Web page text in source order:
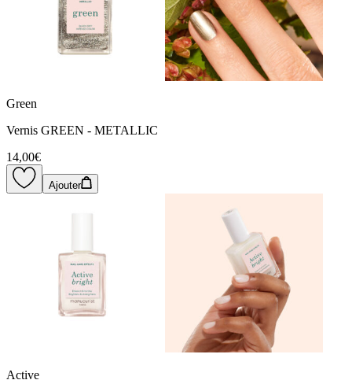
Green
Vernis GREEN - METALLIC
14,00€
Ajouter
Active